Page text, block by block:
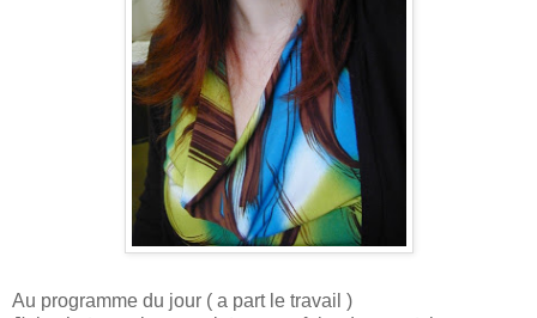
Au programme du jour ( a part le travail )